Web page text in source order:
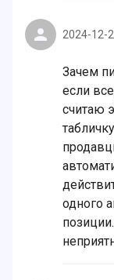
2024-12-
Зачем
если
считаю
одного